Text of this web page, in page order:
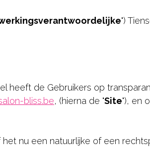
")
heeft de Gebruikers op
bliss.be, (hierna de "Site"), en
het nu een natuurlijke of een